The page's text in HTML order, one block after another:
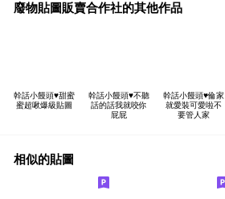
廢物貼圖販賣合作社的其他作品
幹話小饅頭♥甜蜜
蜜超啾爆級貼圖
幹話小饅頭♥不聽
話的話我就咬你
屁屁
幹話小饅頭♥倫家
就愛裝可愛啦不
要管人家
相似的貼圖